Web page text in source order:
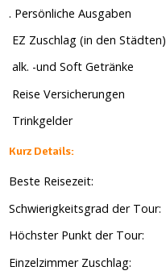
. Persönliche Ausgaben
EZ Zuschlag (in den Städten)
alk. -und Soft Getränke
Reise Versicherungen
Trinkgelder
Kurz Details:
Beste Reisezeit:
Schwierigkeitsgrad der Tour:
Höchster Punkt der Tour:
Einzelzimmer Zuschlag: